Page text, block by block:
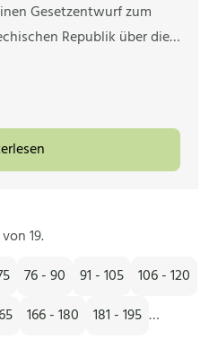
Gesetzentwurf zum
Republik über die…
19.
76 - 90 91 - 105
106 - 120
166 - 180 181 - 195 …